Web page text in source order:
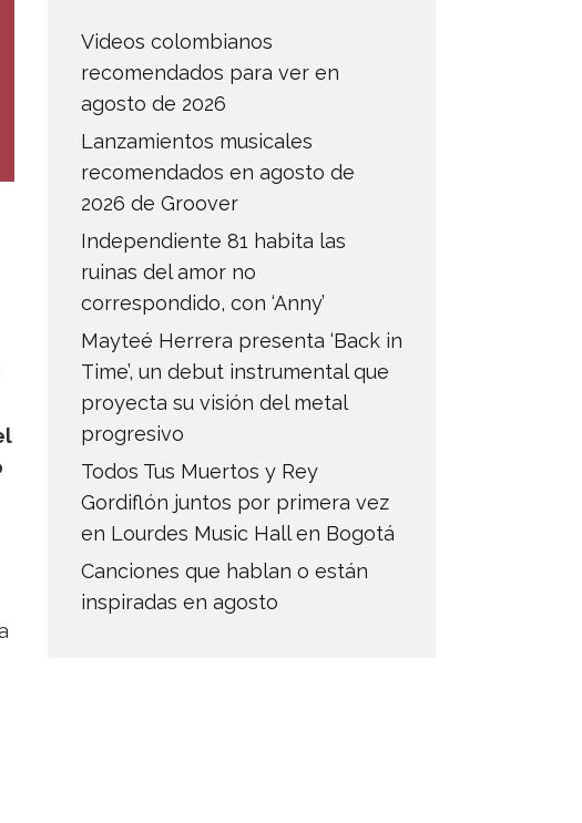
Videos colombianos
recomendados para ver en
agosto de 2026
Lanzamientos musicales
recomendados en agosto de
2026 de Groover
Independiente 81 habita las
ruinas del amor no
correspondido, con ‘Anny’
Mayteé Herrera presenta ‘Back in
Time’, un debut instrumental que
proyecta su visión del metal
progresivo
Todos Tus Muertos y Rey
Gordiflón juntos por primera vez
en Lourdes Music Hall en Bogotá
Canciones que hablan o están
inspiradas en agosto